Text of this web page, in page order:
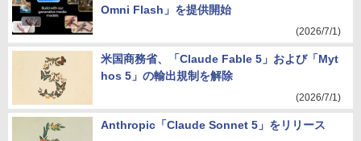
Omni Flash」を提供開始
(2026/7/1)
米国商務省、「Claude Fable 5」および「Myt
hos 5」の輸出規制を解除
(2026/7/1)
Anthropic「Claude Sonnet 5」をリリース